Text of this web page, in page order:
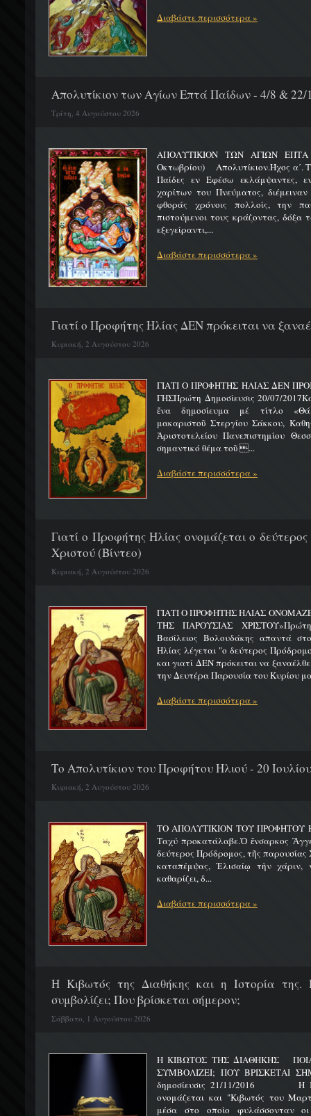
Διαβάστε περισσότερα »
Απολυτίκιον των Αγίων Επτά Παίδων - 4/8 & 22/
Τρίτη, 4 Αυγούστου 2026
ΑΠΟΛΥΤΙΚΙΟΝ ΤΩΝ ΑΓΙΩΝ ΕΠΤΑ
Οκτωβρίου) Απολυτίκιον.Ήχος α΄.
Παίδες εν Εφέσω εκλάμψαντες,
χαρίτων του Πνεύματος,
φθοράς χρόνοις πολλοίς, την
πιστούμενοι τους κράζοντας,
εξεγείραντι,...
Διαβάστε περισσότερα »
Γιατί ο Προφήτης Ηλίας ΔΕΝ πρόκειται να
Κυριακή, 2 Αυγούστου 2026
ΓΙΑΤΙ Ο ΠΡΟΦΗΤΗΣ ΗΛΙΑΣ ΔΕΝ
ΓΗΣΠρώτη Δημοσίευσις 20/07/
ἕνα δημοσίευμα μέ τίτλο
μακαριστοῦ Στεργίου Σάκκου,
Ἀριστοτελείου Πανεπιστημίου
σημαντικό θέμα τοῦ ...
Διαβάστε περισσότερα »
Γιατί ο Προφήτης Ηλίας ονομάζεται ο
Χριστού (Βίντεο)
Κυριακή, 2 Αυγούστου 2026
ΓΙΑΤΙ Ο ΠΡΟΦΗΤΗΣ ΗΛΙΑΣ
ΤΗΣ ΠΑΡΟΥΣΙΑΣ
Βασίλειος Βολουδάκης απαντά
Ηλίας λέγεται "ο δεύτερος
και γιατί ΔΕΝ πρόκειται να
την Δευτέρα Παρουσία του Κυρίου
Διαβάστε περισσότερα »
Το Απολυτίκιον του Προφήτου Ηλιού - 20 Ιουλίου
Κυριακή, 2 Αυγούστου 2026
ΤΟ ΑΠΟΛΥΤΙΚΙΟΝ ΤΟΥ ΠΡΟΦΗΤΟΥ
Ταχύ προκατάλαβε.Ὁ ἔνσαρκος
δεύτερος Πρόδρομος, τῆς παρουσίας
καταπέμψας, Ἐλισαίῳ τὴν χάριν,
καθαρίζει, δ...
Διαβάστε περισσότερα »
H Κιβωτός της Διαθήκης και η Ιστορία της.
συμβολίζει; Που βρίσκεται σήμερον;
Σάββατο, 1 Αυγούστου 2026
Η ΚΙΒΩΤΟΣ ΤΗΣ ΔΙΑΘΗΚΗΣ
ΣΥΜΒΟΛΙΖΕΙ; ΠΟΥ
δημοσίευσις 21/11/2016 Η
ονομάζεται και "Κιβωτός του
μέσα στο οποίο φυλάσσονταν